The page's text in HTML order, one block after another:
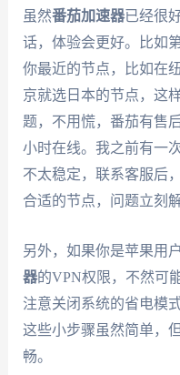
虽然番茄加速器已经很
话，体验会更好。比如
你最近的节点，比如在
京就选日本的节点，这
题，不用慌，番茄有售
小时在线。我之前有一
不太稳定，联系客服后
合适的节点，问题立刻解
另外，如果你是苹果用
器的VPN权限，不然可
注意关闭系统的省电模
这些小步骤虽然简单，
畅。